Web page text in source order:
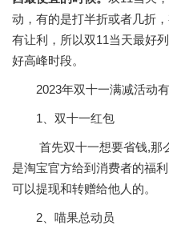
动，有的是打半折或者几折
有让利，所以双11当天最好
好高峰时段。
2023年双十一满减活动
1、双十一红包
首先双十一想要省钱,那么
是淘宝官方给到消费者的福
可以提现和转赠给他人的。
2、喵果总动员